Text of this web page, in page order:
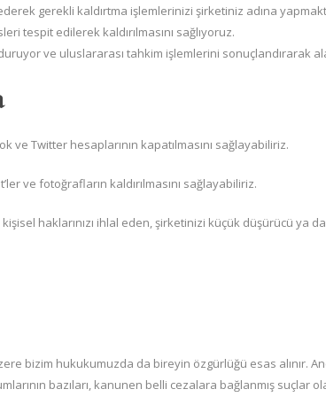
gerekli kaldırtma işlemlerinizi şirketiniz adına
tespit edilerek kaldırılmasını sağlıyoruz.
ve uluslararası tahkim işlemlerini sonuçlandırarak
ve Twitter hesaplarının kapatılmasını sağlayabiliriz.
ve fotoğrafların kaldırılmasını sağlayabiliriz.
haklarınızı ihlal eden, şirketinizi küçük düşürücü ya
bizim hukukumuzda da bireyin özgürlüğü esas alınır.
bazıları, kanunen belli cezalara bağlanmış